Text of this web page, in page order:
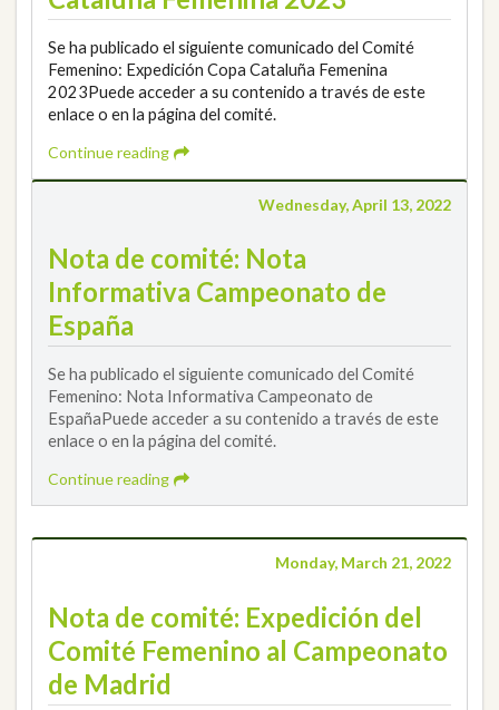
Se ha publicado el siguiente comunicado del Comité
Femenino: Expedición Copa Cataluña Femenina
2023Puede acceder a su contenido a través de este
enlace o en la página del comité.
Continue reading
Wednesday, April 13, 2022
Nota de comité: Nota
Informativa Campeonato de
España
Se ha publicado el siguiente comunicado del Comité
Femenino: Nota Informativa Campeonato de
EspañaPuede acceder a su contenido a través de este
enlace o en la página del comité.
Continue reading
Monday, March 21, 2022
Nota de comité: Expedición del
Comité Femenino al Campeonato
de Madrid